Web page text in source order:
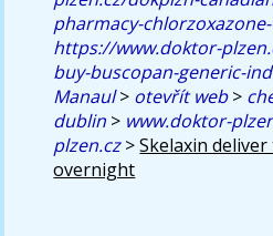
pharmacy-
https://www.doktor-
buy-buscopan-generic-
Manaul> otevřít web>
dublin > www.doktor-
plzen.cz>Skelaxin
overnight